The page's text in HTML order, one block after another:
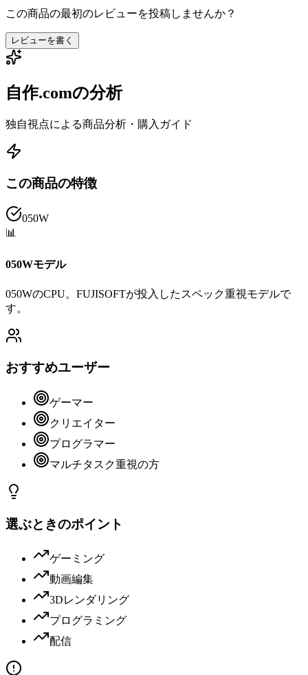
この商品の最初のレビューを投稿しませんか？
レビューを書く
自作.comの分析
独自視点による商品分析・購入ガイド
この商品の特徴
050W
📊
050Wモデル
050WのCPU。FUJISOFTが投入したスペック重視モデルで
す。
おすすめユーザー
ゲーマー
クリエイター
プログラマー
マルチタスク重視の方
選ぶときのポイント
ゲーミング
動画編集
3Dレンダリング
プログラミング
配信